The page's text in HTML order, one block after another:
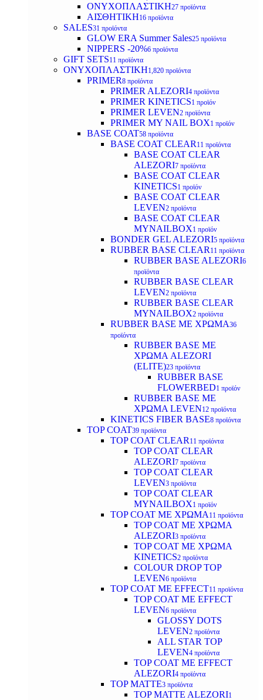
ΟΝΥΧΟΠΛΑΣΤΙΚΗ27 προϊόντα
ΑΙΣΘΗΤΙΚΗ16 προϊόντα
SALES31 προϊόντα
GLOW ERA Summer Sales25 προϊόντα
NIPPERS -20%6 προϊόντα
GIFT SETS11 προϊόντα
ΟΝΥΧΟΠΛΑΣΤΙΚΗ1,820 προϊόντα
PRIMER8 προϊόντα
PRIMER ALEZORI4 προϊόντα
PRIMER KINETICS1 προϊόν
PRIMER LEVEN2 προϊόντα
PRIMER MY NAIL BOX1 προϊόν
BASE COAT58 προϊόντα
BASE COAT CLEAR 11 προϊόντα
BASE COAT CLEAR
ALEZORI7 προϊόντα
BASE COAT CLEAR
KINETICS1 προϊόν
BASE COAT CLEAR
LEVEN2 προϊόντα
BASE COAT CLEAR
MYNAILBOX1 προϊόν
BONDER GEL ALEZORI5 προϊόντα
RUBBER BASE CLEAR 11 προϊόντα
RUBBER BASE ALEZORI6
προϊόντα
RUBBER BASE CLEAR
LEVEN2 προϊόντα
RUBBER BASE CLEAR
MYNAILBOX2 προϊόντα
RUBBER BASE ΜΕ ΧΡΩΜΑ36
προϊόντα
RUBBER BASE ΜΕ
ΧΡΩΜΑ ALEZORI
(ELITE)23 προϊόντα
RUBBER BASE
FLOWERBED1 προϊόν
RUBBER BASE ΜΕ
ΧΡΩΜΑ LEVEN12 προϊόντα
KINETICS FIBER BASE8 προϊόντα
TOP COAT39 προϊόντα
TOP COAT CLEAR 11 προϊόντα
TOP COAT CLEAR
ALEZORI7 προϊόντα
TOP COAT CLEAR
LEVEN3 προϊόντα
TOP COAT CLEAR
MYNAILBOX1 προϊόν
TOP COAT ΜΕ ΧΡΩΜΑ 11 προϊόντα
TOP COAT ΜΕ ΧΡΩΜΑ
ALEZORI3 προϊόντα
TOP COAT ΜΕ ΧΡΩΜΑ
KINETICS2 προϊόντα
COLOUR DROP TOP
LEVEN6 προϊόντα
TOP COAT ΜΕ EFFECT11 προϊόντα
TOP COAT ME EFFECT
LEVEN6 προϊόντα
GLOSSY DOTS
LEVEN2 προϊόντα
ALL STAR TOP
LEVEN4 προϊόντα
TOP COAT ME EFFECT
ALEZORI4 προϊόντα
TOP MATTE3 προϊόντα
TOP MATTE ALEZORI1